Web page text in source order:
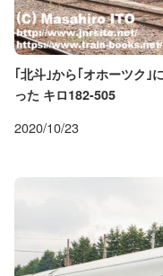
｢北斗｣から｢オホーツク｣
った キロ182-505
2020/10/23